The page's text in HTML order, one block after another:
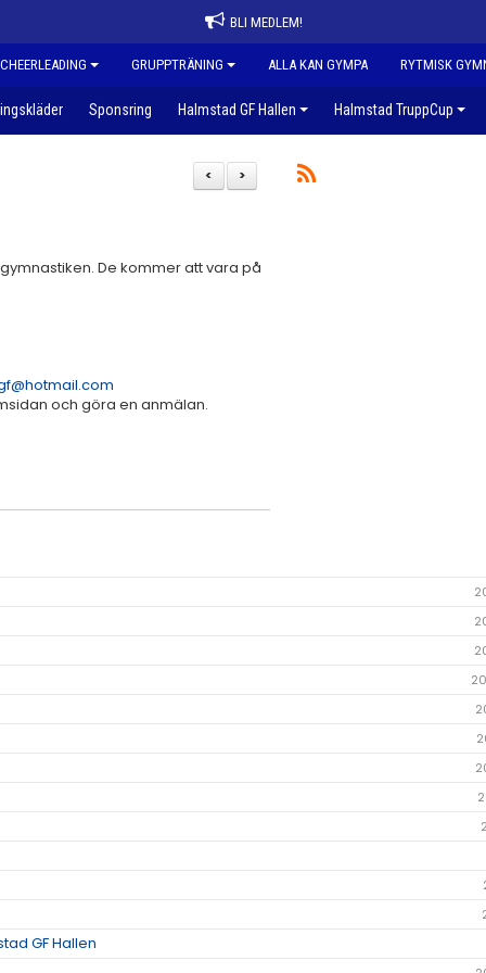
BLI MEDLEM!
CHEERLEADING GRUPPTRÄNING ALLA KAN GYMPA RYTMISK
Sponsring Halmstad GF Hallen Halmstad TruppCup
>
<
De kommer att vara på
och göra en anmälan.
GF Hallen